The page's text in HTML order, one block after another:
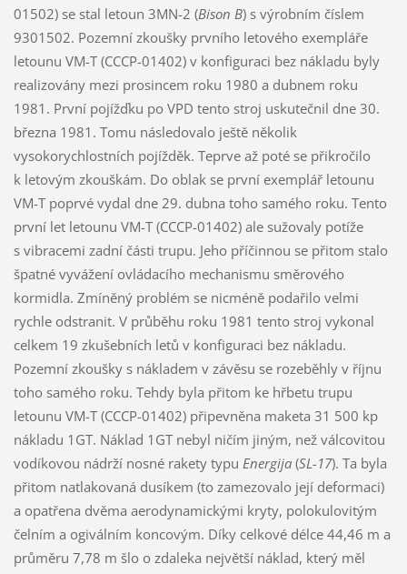
01502) se stal letoun 3MN-2 (Bison B) s výrobním číslem
9301502. Pozemní zkoušky prvního letového exempláře
letounu VM-T (CCCP-01402) v konfiguraci bez nákladu byly
realizovány mezi prosincem roku 1980 a dubnem roku
1981. První pojížďku po VPD tento stroj uskutečnil dne 30.
března 1981. Tomu následovalo ještě několik
vysokorychlostních pojížděk. Teprve až poté se přikročilo
k letovým zkouškám. Do oblak se první exemplář letounu
VM-T poprvé vydal dne 29. dubna toho samého roku. Tento
první let letounu VM-T (CCCP-01402) ale sužovaly potíže
s vibracemi zadní části trupu. Jeho příčinnou se přitom stalo
špatné vyvážení ovládacího mechanismu směrového
kormidla. Zmíněný problém se nicméně podařilo velmi
rychle odstranit. V průběhu roku 1981 tento stroj vykonal
celkem 19 zkušebních letů v konfiguraci bez nákladu.
Pozemní zkoušky s nákladem v závěsu se rozeběhly v říjnu
toho samého roku. Tehdy byla přitom ke hřbetu trupu
letounu VM-T (CCCP-01402) připevněna maketa 31 500 kp
nákladu 1GT. Náklad 1GT nebyl ničím jiným, než válcovitou
vodíkovou nádrží nosné rakety typu Energija (SL-17). Ta byla
přitom natlakovaná dusíkem (to zamezovalo její deformaci)
a opatřena dvěma aerodynamickými kryty, polokulovitým
čelním a ogiválním koncovým. Díky celkové délce 44,46 m a
průměru 7,78 m šlo o zdaleka největší náklad, který měl